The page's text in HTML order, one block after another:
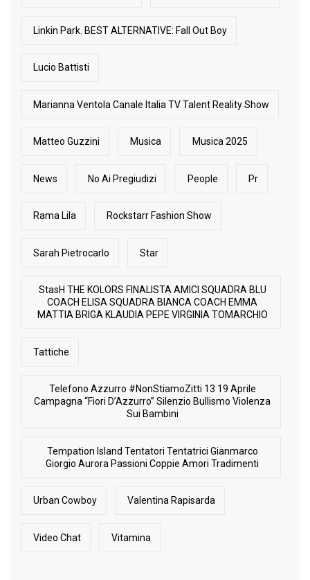
Linkin Park. BEST ALTERNATIVE: Fall Out Boy
Lucio Battisti
Marianna Ventola Canale Italia TV Talent Reality Show
Matteo Guzzini Musica Musica 2025
News No Ai Pregiudizi People Pr
Rama Lila Rockstarr Fashion Show
Sarah Pietrocarlo Star
StasH THE KOLORS FINALISTA AMICI SQUADRA BLU
COACH ELISA SQUADRA BIANCA COACH EMMA
MATTIA BRIGA KLAUDIA PEPE VIRGINIA TOMARCHIO
Tattiche
Telefono Azzurro #NonStiamoZitti 13 19 Aprile
Campagna “Fiori D’Azzurro” Silenzio Bullismo Violenza
Sui Bambini
Tempation Island Tentatori Tentatrici Gianmarco
Giorgio Aurora Passioni Coppie Amori Tradimenti
Urban Cowboy Valentina Rapisarda
Video Chat Vitamina